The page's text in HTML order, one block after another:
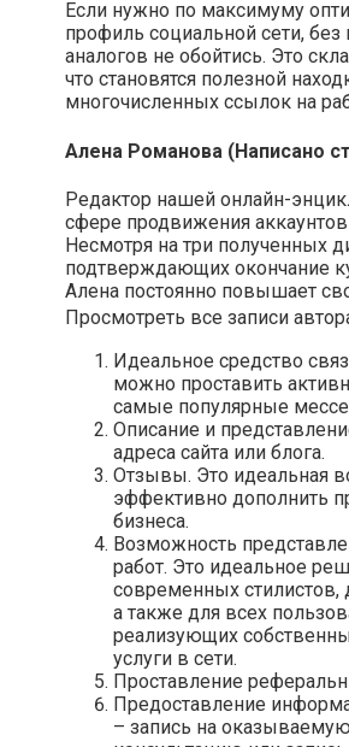
Если нужно по максимуму
профиль социальной сети,
аналогов не обойтись. Это
что становятся полезной
многочисленных ссылок на
Алена Романова (Написано
Редактор нашей онлайн-
сфере продвижения
Несмотря на три полученных
подтверждающих окончание
Алена постоянно повышает
Просмотреть все записи
Идеальное средство
можно проставить
самые популярные
Описание и
адреса сайта или блога.
Отзывы. Это идеальная
эффективно дополнить
бизнеса.
Возможность
работ. Это идеальное
современных стилистов,
а также для всех
реализующих
услуги в сети.
Проставление
Предоставление
– запись на